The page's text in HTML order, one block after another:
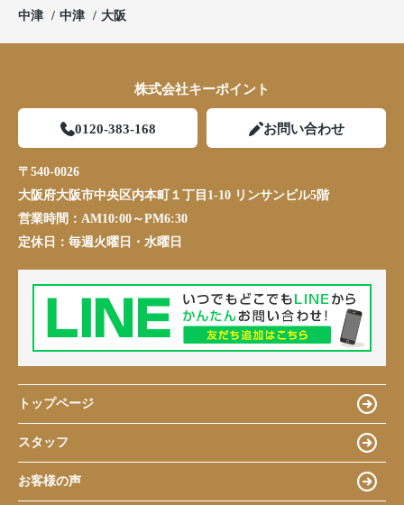
中津
中津 大阪
株式会社キーポイント
0120-383-168 お問い合わせ
〒540-0026
大阪府大阪市中央区内本町１丁目1-10 リンサンビル5階
営業時間： AM10:00～PM6:30
定休日： 毎週火曜日・水曜日
トップページ
スタッフ
お客様の声